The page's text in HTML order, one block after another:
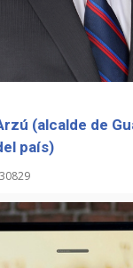
(alcalde de
país)
30829